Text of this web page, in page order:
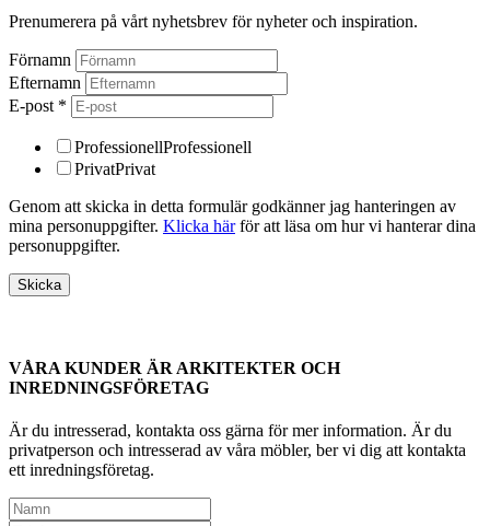
Prenumerera på vårt nyhetsbrev för nyheter och inspiration.
Förnamn
Efternamn
E-post *
ProfessionellProfessionell
PrivatPrivat
Genom att skicka in detta formulär godkänner jag hanteringen av
mina personuppgifter. Klicka härför att läsa om hur vi hanterar dina
personuppgifter.
VÅRA KUNDER ÄR ARKITEKTER OCH
INREDNINGSFÖRETAG
Är du intresserad, kontakta oss gärna för mer information. Är du
privatperson och intresserad av våra möbler, ber vi dig att kontakta
ett inredningsföretag.